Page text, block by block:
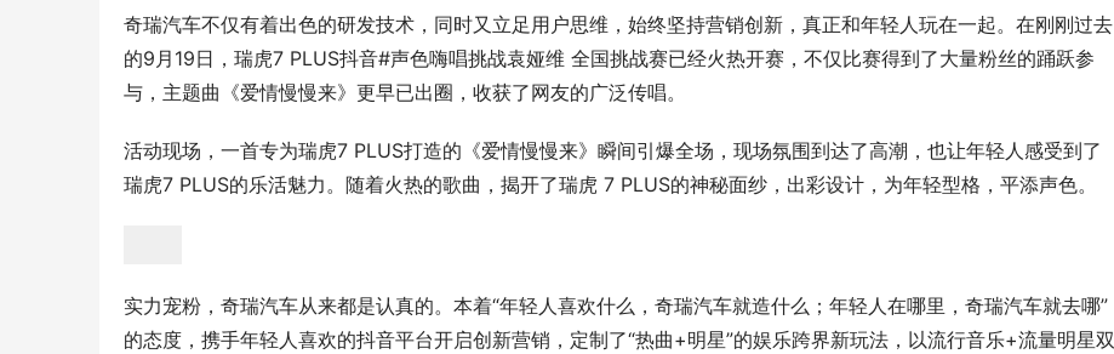
奇瑞汽车不仅有着出色的研发技术，同时又立足用户思维，始终坚持营销创新，真正和年轻人玩在一起。在刚刚过去
的9月19日，瑞虎7 PLUS抖音#声色嗨唱挑战袁娅维 全国挑战赛已经火热开赛，不仅比赛得到了大量粉丝的踊跃参
与，主题曲《爱情慢慢来》更早已出圈，收获了网友的广泛传唱。
活动现场，一首专为瑞虎7 PLUS打造的《爱情慢慢来》瞬间引爆全场，现场氛围到达了高潮，也让年轻人感受到了
瑞虎7 PLUS的乐活魅力。随着火热的歌曲，揭开了瑞虎 7 PLUS的神秘面纱，出彩设计，为年轻型格，平添声色。
实力宠粉，奇瑞汽车从来都是认真的。本着“年轻人喜欢什么，奇瑞汽车就造什么；年轻人在哪里，奇瑞汽车就去哪”
的态度，携手年轻人喜欢的抖音平台开启创新营销，定制了“热曲+明星”的娱乐跨界新玩法，以流行音乐+流量明星双